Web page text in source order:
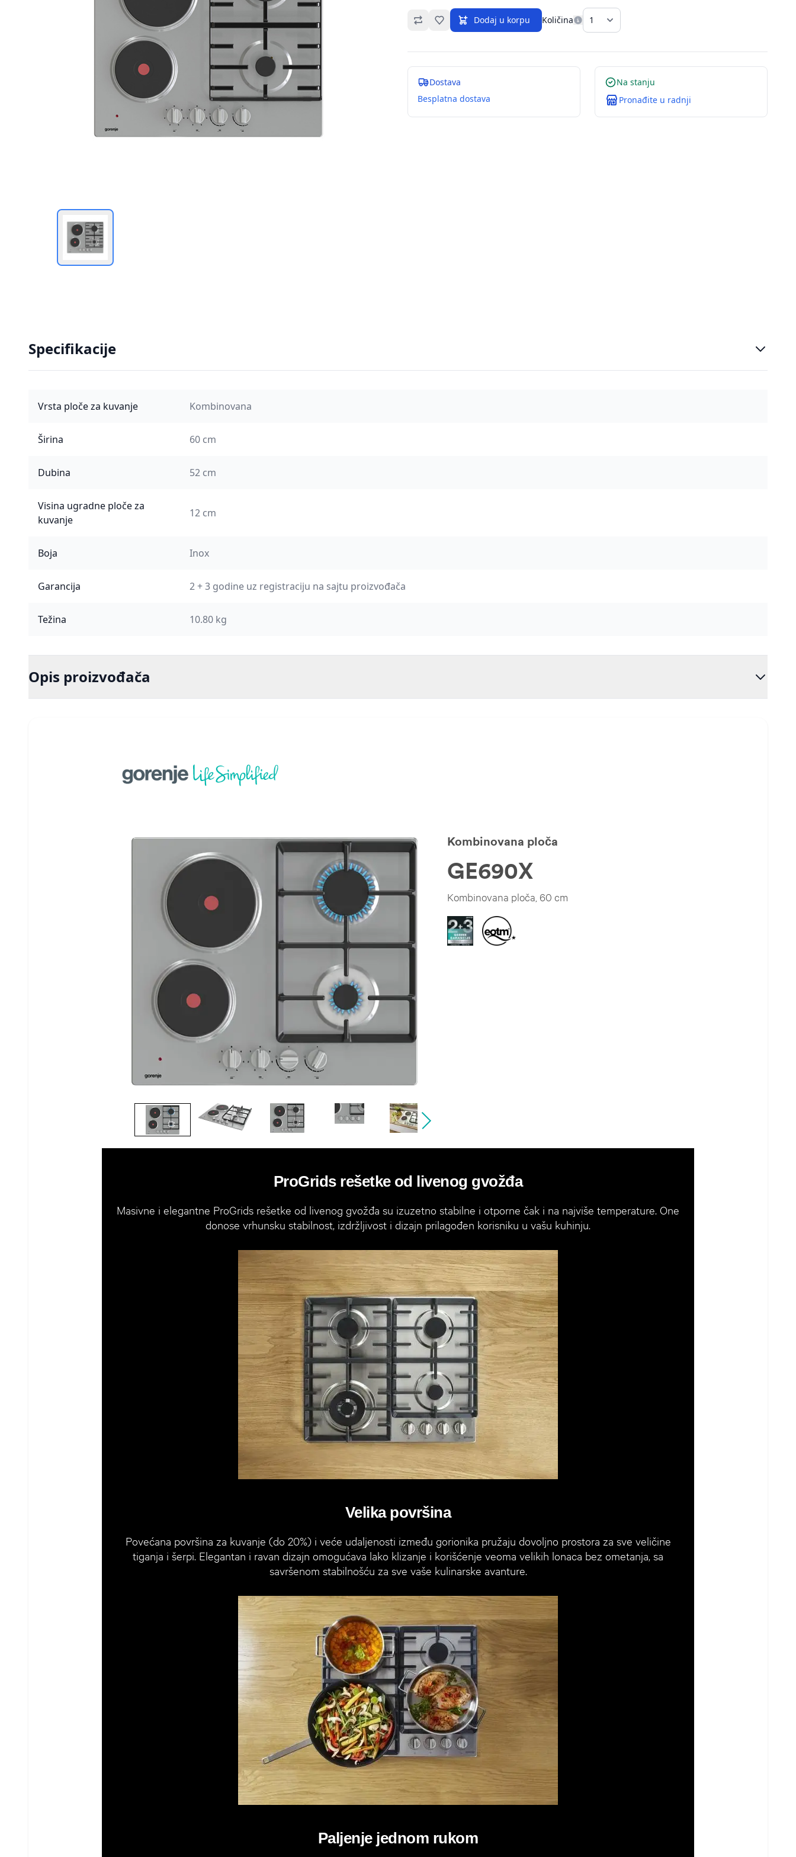
OmiljenoDodaj u korpu Količina
Dostava
Besplatna dostava
Na stanju
Pronađite u radnji
Specifikacije
Vrsta ploče za kuvanje Kombinovana
Širina 60 cm
Dubina 52 cm
Visina ugradne ploče za
kuvanje
12 cm
Boja Inox
Garancija 2 + 3 godine uz registraciju na sajtu proizvođača
Težina 10.80 kg
Opis proizvođača
Kombinovana ploča
GE690X
Kombinovana ploča, 60 cm
ProGrids rešetke od livenog gvožđa
Masivne i elegantne ProGrids rešetke od livenog gvožđa su izuzetno stabilne i otporne čak i na najviše temperature. One
donose vrhunsku stabilnost, izdržljivost i dizajn prilagođen korisniku u vašu kuhinju.
Velika površina
Povećana površina za kuvanje (do 20%) i veće udaljenosti između gorionika pružaju dovoljno prostora za sve veličine
tiganja i šerpi. Elegantan i ravan dizajn omogućava lako klizanje i korišćenje veoma velikih lonaca bez ometanja, sa
savršenom stabilnošću za sve vaše kulinarske avanture.
Paljenje jednom rukom